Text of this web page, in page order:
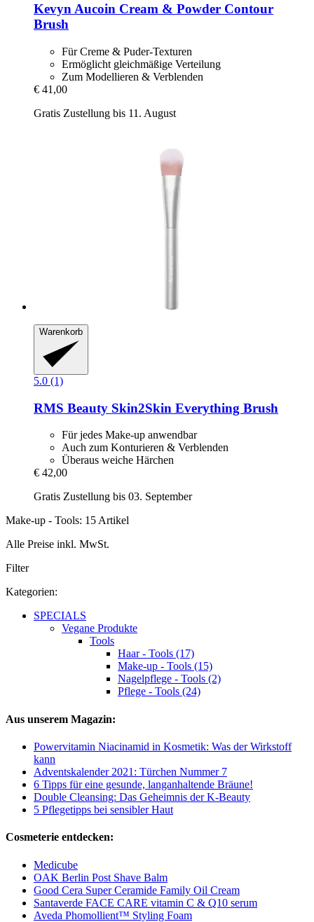
Kevyn Aucoin Cream & Powder Contour
Brush
Für Creme & Puder-Texturen
Ermöglicht gleichmäßige Verteilung
Zum Modellieren & Verblenden
€ 41,00
Gratis Zustellung bis 11. August
Warenkorb
5.0 (1)
RMS Beauty Skin2Skin Everything Brush
Für jedes Make-up anwendbar
Auch zum Konturieren & Verblenden
Überaus weiche Härchen
€ 42,00
Gratis Zustellung bis 03. September
Make-up - Tools: 15 Artikel
Alle Preise inkl. MwSt.
Filter
Kategorien:
SPECIALS
Vegane Produkte
Tools
Haar - Tools (17)
Make-up - Tools (15)
Nagelpflege - Tools (2)
Pflege - Tools (24)
Aus unserem Magazin:
Powervitamin Niacinamid in Kosmetik: Was der Wirkstoff
kann
Adventskalender 2021: Türchen Nummer 7
6 Tipps für eine gesunde, langanhaltende Bräune!
Double Cleansing: Das Geheimnis der K-Beauty
5 Pflegetipps bei sensibler Haut
Cosmeterie entdecken:
Medicube
OAK Berlin Post Shave Balm
Good Cera Super Ceramide Family Oil Cream
Santaverde FACE CARE vitamin C & Q10 serum
Aveda Phomollient™ Styling Foam